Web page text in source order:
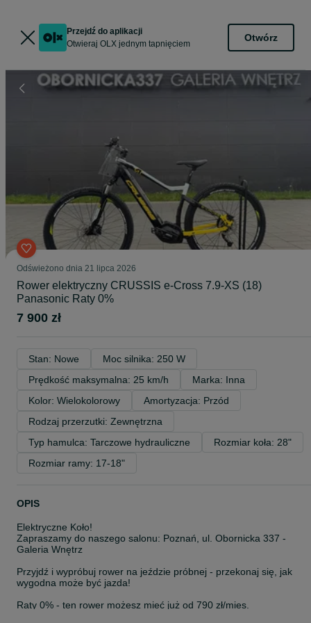
Przejdź do aplikacji
Otwieraj OLX jednym tapnięciem
Otwórz
Odświeżono dnia 21 lipca 2026
Rower elektryczny CRUSSIS e-Cross 7.9-XS (18)
Panasonic Raty 0%
7 900 zł
Stan: Nowe
Moc silnika: 250 W
Prędkość maksymalna: 25 km/h
Marka: Inna
Kolor: Wielokolorowy
Amortyzacja: Przód
Rodzaj przerzutki: Zewnętrzna
Typ hamulca: Tarczowe hydrauliczne
Rozmiar koła: 28"
Rozmiar ramy: 17-18"
OPIS
Elektryczne Koło!
Zapraszamy do naszego salonu: Poznań, ul. Obornicka 337 -
Galeria Wnętrz
Przyjdź i wypróbuj rower na jeździe próbnej - przekonaj się, jak
wygodna może być jazda!
Raty 0% - ten rower możesz mieć już od 790 zł/mies.